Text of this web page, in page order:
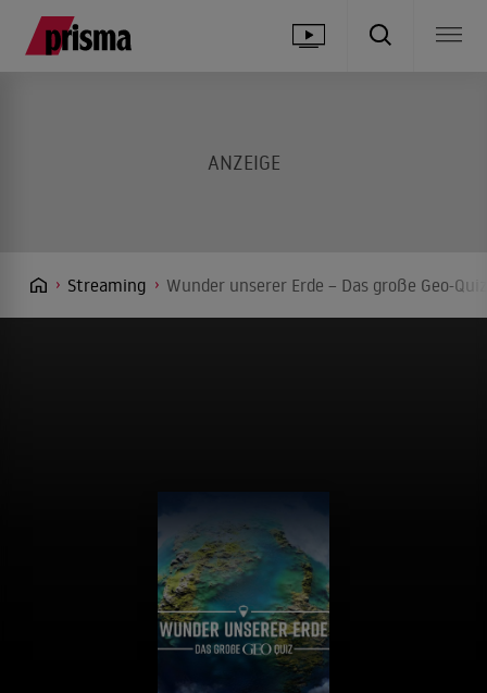
Streaming Wunder unserer Erde – Das große Geo-